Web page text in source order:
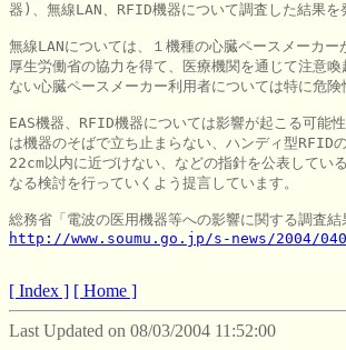
器)、無線LAN、RFID機器について調査した結果を
無線LANについては、１機種の心臓ペースメーカ
厚生労働省の協力を得て、医療機関を通じて注意
ない心臓ペースメーカー利用者については特に危
EAS機器、RFID機器については影響が起こる可能
は機器のそばで立ち止まらない、ハンディ型RFID
22cm以内に近づけない、などの指針を公表してい
なる検討を行っていくよう提言しています。
http://www.soumu.go.jp/s-news/2004/
[ Index ] [ Home ]
Last Updated on 08/03/2004 11:52:00